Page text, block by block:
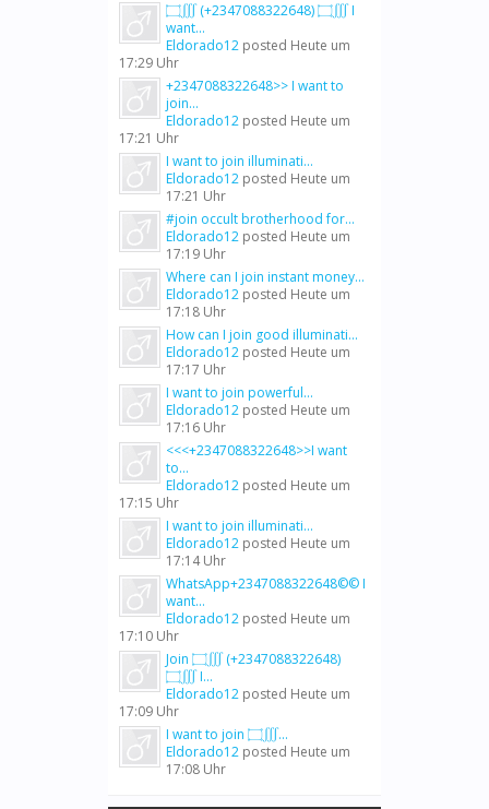
۝∭ (+2347088322648) ۝∭ I
want...
Eldorado12 posted Heute um
17:29 Uhr
+2347088322648>> I want to
join...
Eldorado12 posted Heute um
17:21 Uhr
I want to join illuminati...
Eldorado12 posted Heute um
17:21 Uhr
#join occult brotherhood for...
Eldorado12 posted Heute um
17:19 Uhr
Where can I join instant money...
Eldorado12 posted Heute um
17:18 Uhr
How can I join good illuminati...
Eldorado12 posted Heute um
17:17 Uhr
I want to join powerful...
Eldorado12 posted Heute um
17:16 Uhr
<<<+2347088322648>>I want
to...
Eldorado12 posted Heute um
17:15 Uhr
I want to join illuminati...
Eldorado12 posted Heute um
17:14 Uhr
WhatsApp+2347088322648©© I
want...
Eldorado12 posted Heute um
17:10 Uhr
Join ۝∭ (+2347088322648)
۝∭ I...
Eldorado12 posted Heute um
17:09 Uhr
I want to join ۝∭...
Eldorado12 posted Heute um
17:08 Uhr